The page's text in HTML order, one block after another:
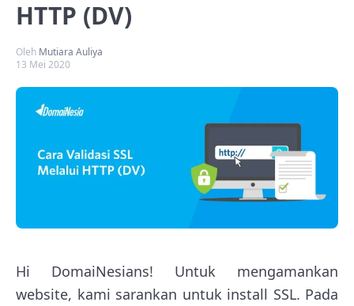
HTTP (DV)
Oleh Mutiara Auliya
13 Mei 2020
Hi DomaiNesians! Untuk mengamankan
website, kami sarankan untuk install SSL. Pada